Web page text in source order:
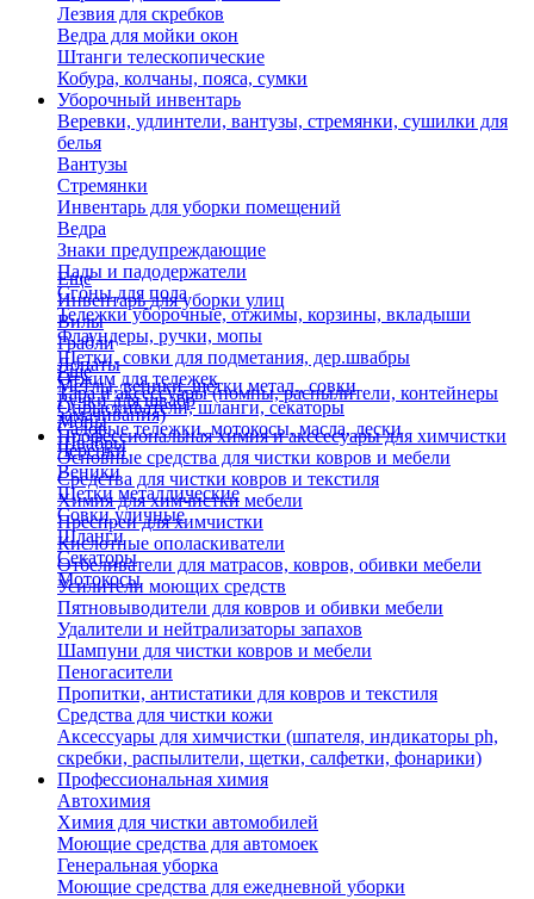
Лезвия для скребков
Ведра для мойки окон
Штанги телескопические
Кобура, колчаны, пояса, сумки
Уборочный инвентарь
Веревки, удлинтели, вантузы, стремянки, сушилки для
белья
Вантузы
Стремянки
Инвентарь для уборки помещений
Ведра
Знаки предупреждающие
Пады и падодержатели
Сгоны для пола
Тележки уборочные, отжимы, корзины, вкладыши
Флаундеры, ручки, мопы
Щетки, совки для подметания, дер.швабры
Отжим для тележек
Ручки для швабр
Мопы
Швабры
Еще
Инвентарь для уборки улиц
Вилы
Грабли
Лопаты
Метлы, веники, щетки метал., совки
Опрыскиватели, шланги, секаторы
Садовые тележки, мотокосы, масла, лески
Черенки
Веники
Щетки металлические
Совки уличные
Шланги
Секаторы
Мотокосы
Еще
Тара и аксессуары (помпы, распылители, контейнеры
замачивания)
Профессиональная химия и акссесуары для химчистки
Основные средства для чистки ковров и мебели
Средства для чистки ковров и текстиля
Химия для химчистки мебели
Преспреи для химчистки
Кислотные ополаскиватели
Отбеливатели для матрасов, ковров, обивки мебели
Усилители моющих средств
Пятновыводители для ковров и обивки мебели
Удалители и нейтрализаторы запахов
Шампуни для чистки ковров и мебели
Пеногасители
Пропитки, антистатики для ковров и текстиля
Средства для чистки кожи
Аксессуары для химчистки (шпателя, индикаторы ph,
скребки, распылители, щетки, салфетки, фонарики)
Профессиональная химия
Автохимия
Химия для чистки автомобилей
Моющие средства для автомоек
Генеральная уборка
Моющие средства для ежедневной уборки